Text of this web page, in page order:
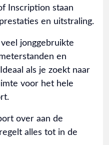
Inscription staan
en uitstraling.
jonggebruikte
en
als je zoekt naar
voor het hele
over aan de
alles tot in de